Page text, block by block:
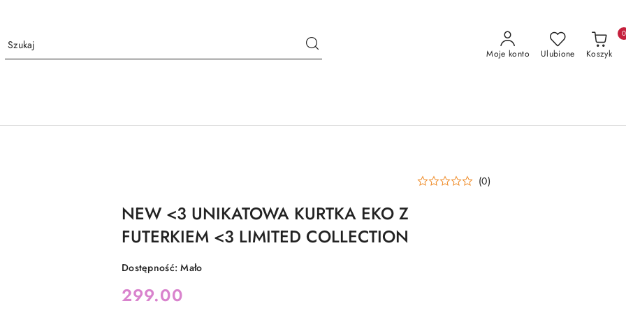
Moje konto Ulubione Koszyk
0
(0)
NEW <3 UNIKATOWA KURTKA EKO Z
FUTERKIEM <3 LIMITED COLLECTION
Dostępność:Mało
cena:
299.00